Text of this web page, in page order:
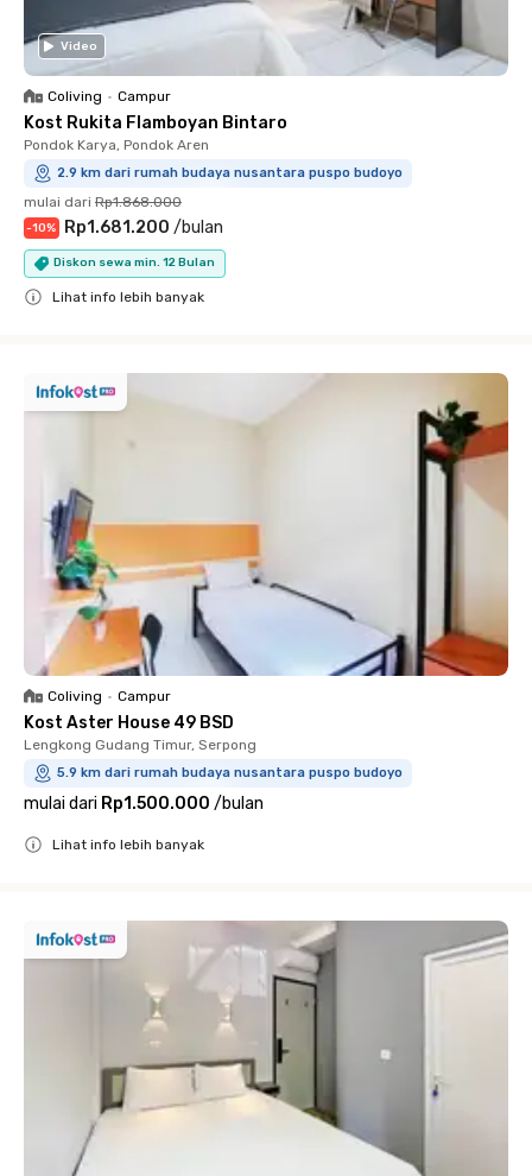
Video
Coliving • Campur
Kost Rukita Flamboyan Bintaro
Pondok Karya, Pondok Aren
2.9 km dari rumah budaya nusantara puspo budoyo
mulai dari Rp1.868.000
-10% Rp1.681.200 /bulan
Diskon sewa min. 12 Bulan
Lihat info lebih banyak
Coliving • Campur
Kost Aster House 49 BSD
Lengkong Gudang Timur, Serpong
5.9 km dari rumah budaya nusantara puspo budoyo
mulai dari Rp1.500.000 /bulan
Lihat info lebih banyak